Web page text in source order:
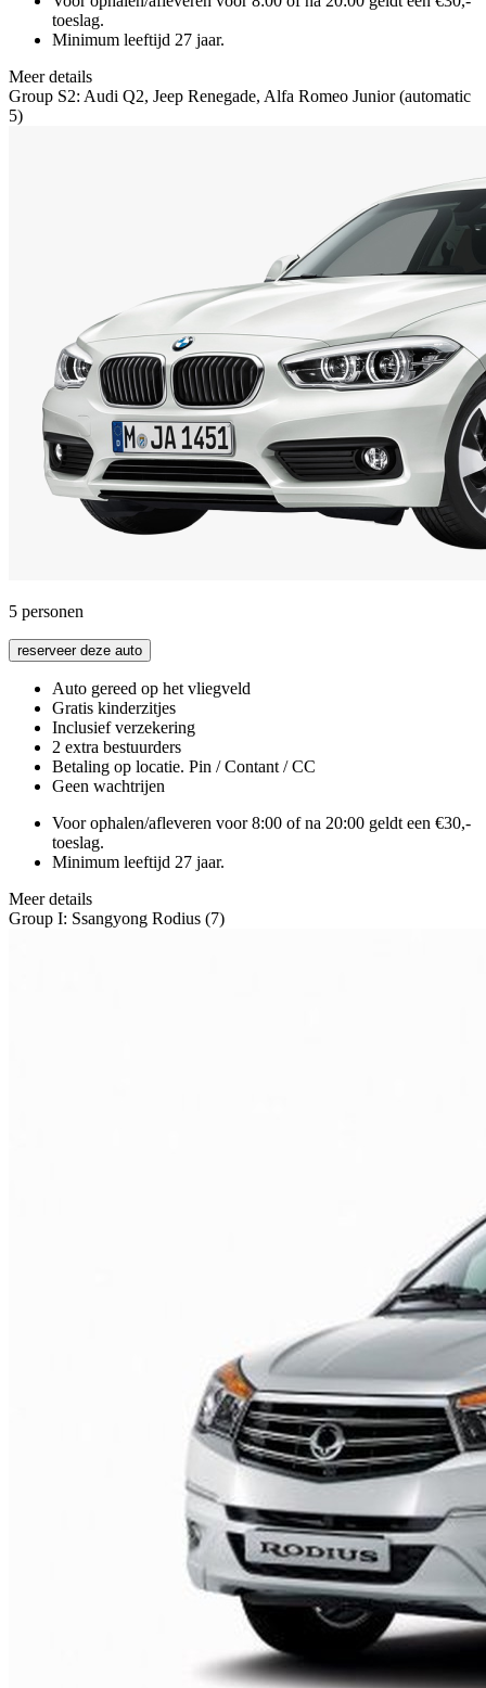
toeslag.
Minimum leeftijd 27 jaar.
Meer details
Group S2: Audi Q2, Jeep Renegade, Alfa Romeo Junior (automatic
5)
5 personen
reserveer deze auto
Auto gereed op het vliegveld
Gratis kinderzitjes
Inclusief verzekering
2 extra bestuurders
Betaling op locatie. Pin / Contant / CC
Geen wachtrijen
Voor ophalen/afleveren voor 8:00 of na 20:00 geldt een €30,-
toeslag.
Minimum leeftijd 27 jaar.
Meer details
Group I: Ssangyong Rodius (7)